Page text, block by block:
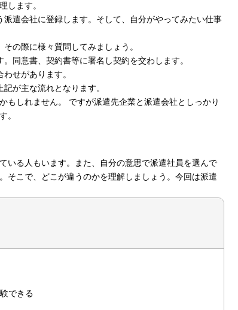
します。
遣会社に登録します。そして、自分がやってみたい仕事
の際に様々質問してみましょう。
同意書、契約書等に署名し契約を交わします。
せがあります。
が主な流れとなります。
もしれません。 ですが派遣先企業と派遣会社としっかり
。
いる人もいます。また、自分の意思で派遣社員を選んで
そこで、どこが違うのかを理解しましょう。今回は派遣
できる